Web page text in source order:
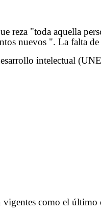
"toda aquella
nuevos ". La falta
intelectual
vigentes como el